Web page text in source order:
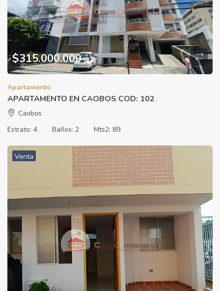
$315.000.000
Apartamento
APARTAMENTO EN CAOBOS COD: 102
Caobos
Estrato: 4 Baños: 2 Mts2: 89
Venta